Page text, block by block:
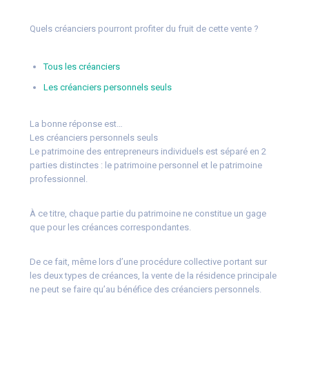
Quels créanciers pourront profiter du fruit de cette vente ?
Tous les créanciers
Les créanciers personnels seuls
La bonne réponse est…
Les créanciers personnels seuls
Le patrimoine des entrepreneurs individuels est séparé en 2
parties distinctes : le patrimoine personnel et le patrimoine
professionnel.
À ce titre, chaque partie du patrimoine ne constitue un gage
que pour les créances correspondantes.
De ce fait, même lors d’une procédure collective portant sur
les deux types de créances, la vente de la résidence principale
ne peut se faire qu’au bénéfice des créanciers personnels.